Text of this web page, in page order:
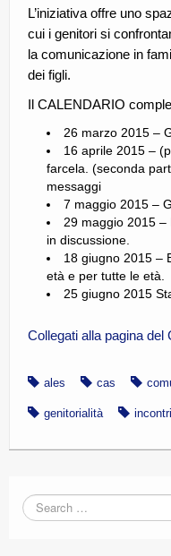
L’iniziativa offre uno
cui i genitori si
la comunicazione in
dei figli.
Il CALENDARIO
26 marzo 2015 –
16 aprile 2015 –
farcela. (seconda
messaggi
7 maggio 2015 –
29 maggio 2015
in discussione.
18 giugno 2015 –
età e per tutte le età.
25 giugno 2015
Collegati alla pagina del
ales cas
genitorialità incontri